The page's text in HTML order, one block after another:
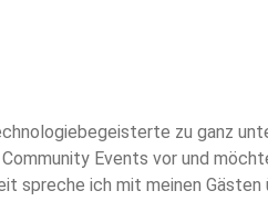
zu ganz
Events vor und
spreche ich mit meinen